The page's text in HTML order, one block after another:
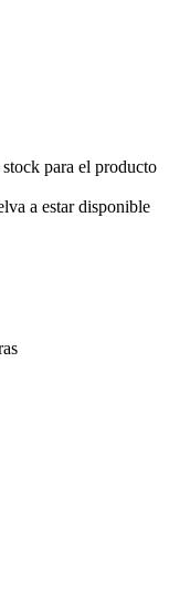
para el producto
a estar disponible